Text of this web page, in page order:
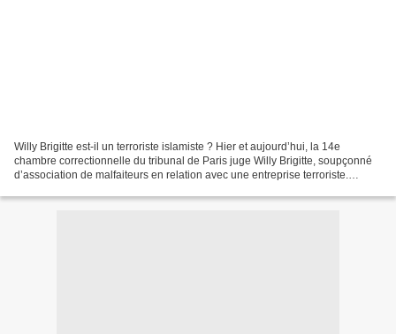
Willy Brigitte est-il un terroriste islamiste ? Hier et aujourd’hui, la 14e
chambre correctionnelle du tribunal de Paris juge Willy Brigitte, soupçonné
d’association de malfaiteurs en relation avec une entreprise terroriste.